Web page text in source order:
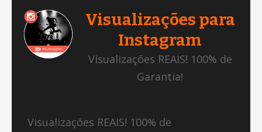
Visualizações para
Instagram
Visualizações REAIS! 100% de
Garantia!
Visualizações REAIS! 100% de